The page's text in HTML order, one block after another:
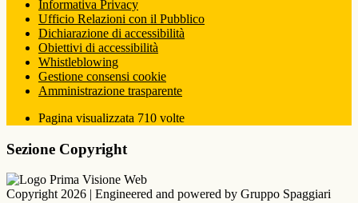
Informativa Privacy
Ufficio Relazioni con il Pubblico
Dichiarazione di accessibilità
Obiettivi di accessibilità
Whistleblowing
Gestione consensi cookie
Amministrazione trasparente
Pagina visualizzata 710 volte
Sezione Copyright
Copyright 2026 | Engineered and powered by Gruppo Spaggiari